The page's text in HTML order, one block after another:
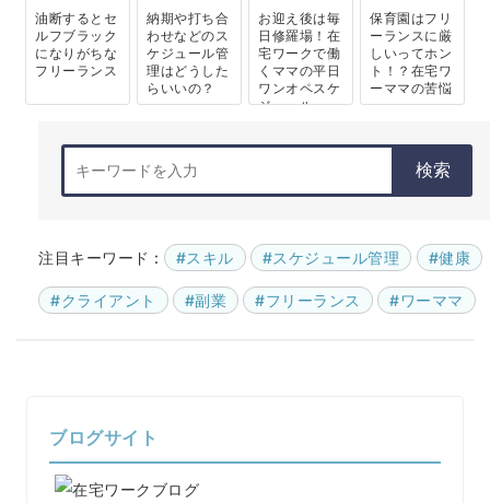
油断するとセ
ルフブラック
になりがちな
フリーランス
納期や打ち合
わせなどのス
ケジュール管
理はどうした
らいいの？
お迎え後は毎
日修羅場！在
宅ワークで働
くママの平日
ワンオペスケ
ジュール
保育園はフリ
ーランスに厳
しいってホン
ト！？在宅ワ
ーママの苦悩
検索
注目キーワード : #スキル #スケジュール管理 #健康
#クライアント #副業 #フリーランス #ワーママ
ブログサイト